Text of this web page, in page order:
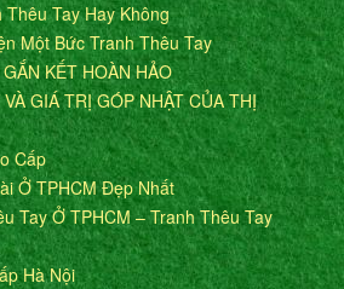
Tay Hay Không
Một Bức Tranh Thêu Tay
KẾT HOÀN HẢO
GIÁ TRỊ GÓP NHẬT CỦA THỊ
Cấp
Ở TPHCM Đẹp Nhất
Tay Ở TPHCM – Tranh Thêu Tay
Hà Nội